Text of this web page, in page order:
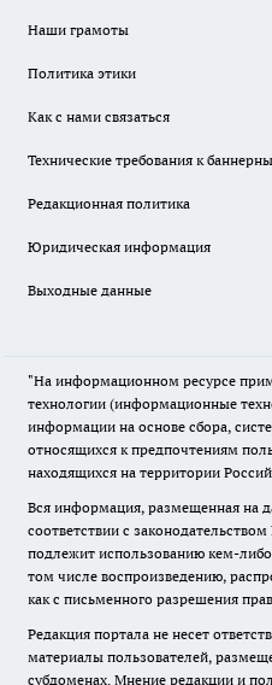
Наши грамоты
Политика этики
Как с нами связаться
Технические требования к
Редакционная политика
Юридическая информация
Выходные данные
"На информационном ресурсе
технологии (информационные
информации на основе сбора,
относящихся к предпочтениям
находящихся на территории
Вся информация, размещенная на
соответствии с
подлежит использованию кем-
том числе воспроизведению,
как с письменного разрешения
Редакция портала не несет
материалы пользователей,
субдоменах. Мнение редакции и